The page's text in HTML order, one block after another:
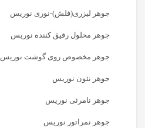
جوهر لیزری(فلش)-نوری نوریس
جوهر محلول رقیق کننده نوریس
جوهر مخصوص روی گوشت نوریس
جوهر نئون نوریس
جوهر نامرئی نوریس
جوهر نمراتور نوریس